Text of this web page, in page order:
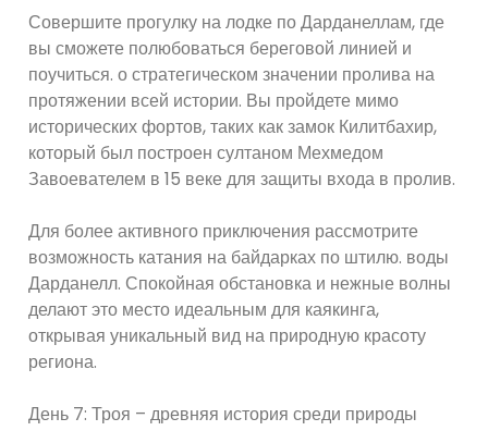
Совершите прогулку на лодке по Дарданеллам, где
вы сможете полюбоваться береговой линией и
поучиться. о стратегическом значении пролива на
протяжении всей истории. Вы пройдете мимо
исторических фортов, таких как замок Килитбахир,
который был построен султаном Мехмедом
Завоевателем в 15 веке для защиты входа в пролив.
Для более активного приключения рассмотрите
возможность катания на байдарках по штилю. воды
Дарданелл. Спокойная обстановка и нежные волны
делают это место идеальным для каякинга,
открывая уникальный вид на природную красоту
региона.
День 7: Троя – древняя история среди природы